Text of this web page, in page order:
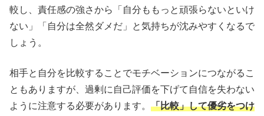
較し、責任感の強さから「自分ももっと頑張らないといけ
ない」「自分は全然ダメだ」と気持ちが沈みやすくなるで
しょう。
相手と自分を比較することでモチベーションにつながるこ
ともありますが、過剰に自己評価を下げて自信を失わない
ように注意する必要があります。 「比較」して優劣をつけ